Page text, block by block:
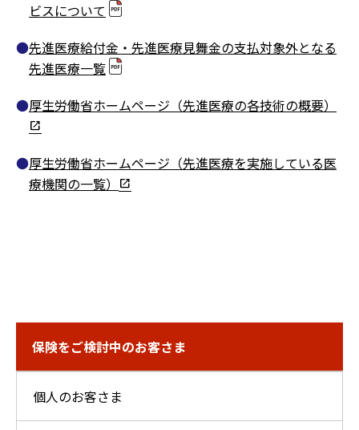
ビスについて
先進医療給付金・先進医療見舞金の支払対象外となる
先進医療一覧
厚生労働省ホームページ（先進医療の各技術の概要）
厚生労働省ホームページ（先進医療を実施している医
療機関の一覧）
保険をご検討中のお客さま
個人のお客さま